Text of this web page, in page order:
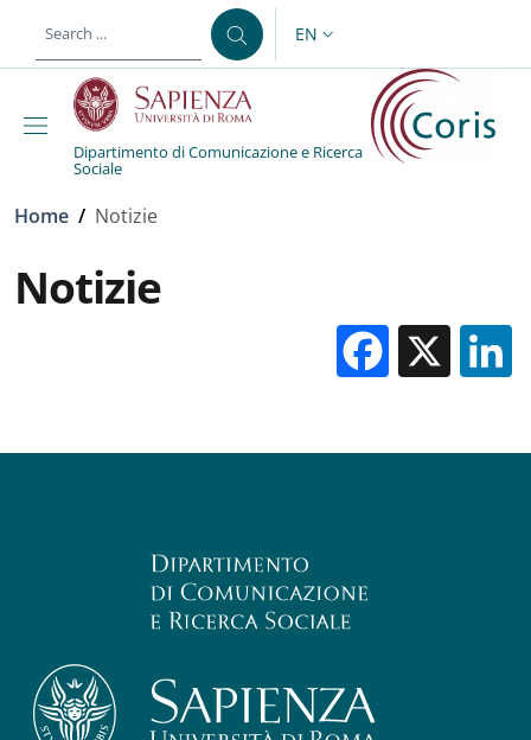
LANGUAGE SWITCHER:
EN
Dipartimento di Comunicazione e Ricerca
Sociale
Breadcrumb
Home / Notizie
Notizie
X